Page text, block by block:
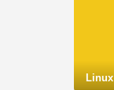
Linux